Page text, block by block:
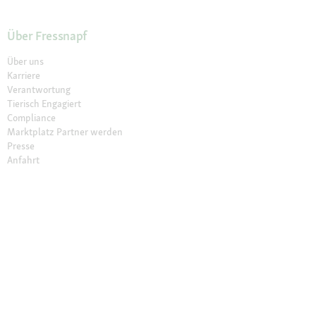
Über Fressnapf
Über uns
Karriere
Verantwortung
Tierisch Engagiert
Compliance
Marktplatz Partner werden
Presse
Anfahrt